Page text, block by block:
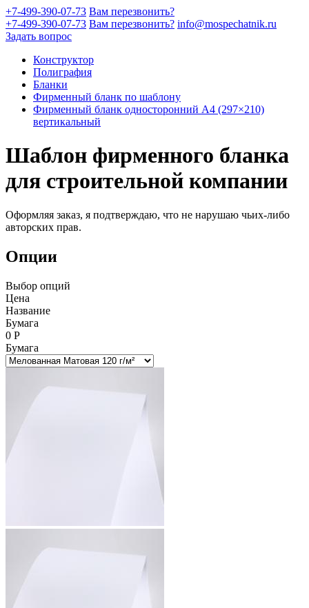
+7-499-390-07-73 Вам перезвонить?
+7-499-390-07-73 Вам перезвонить? info@mospechatnik.ru
Задать вопрос
Конструктор
Полиграфия
Бланки
Фирменный бланк по шаблону
Фирменный бланк односторонний A4 (297×210)
вертикальный
Шаблон фирменного бланка
для строительной компании
Оформляя заказ, я подтверждаю, что не нарушаю чьих-либо
авторских прав.
Опции
Выбор опций
Цена
Название
Бумага
0 Р
Бумага